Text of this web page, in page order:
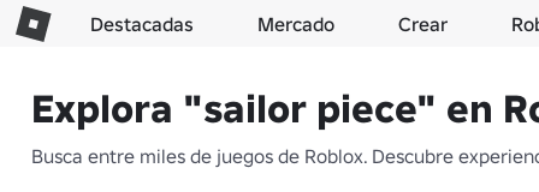
Destacadas Mercado Crear
Explora "sailor piece" en
Busca entre miles de juegos de Roblox. Descubre